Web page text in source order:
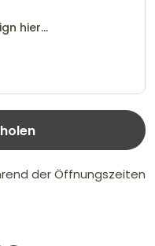
der Öffnungszeiten